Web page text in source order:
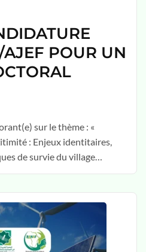
POUR UN
sur le thème : «
: Enjeux identitaires,
de survie du village